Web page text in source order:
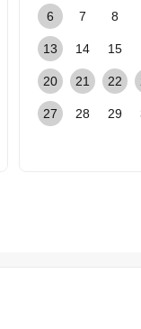
6 7 8
13 14 15
20 21 22
27 28 29